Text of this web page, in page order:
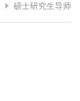
硕士研究生导师